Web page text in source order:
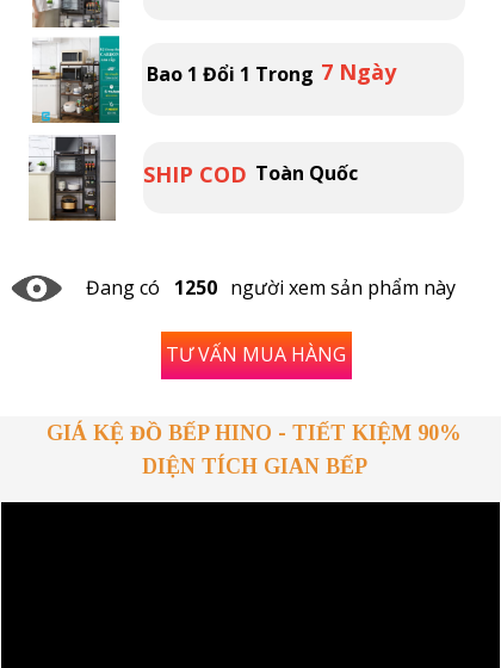
Bao 1 Đổi 1 Trong
Đang có 1250 người xem sản phẩm này
TƯ VẤN MUA HÀNG
7 Ngày
SHIP COD Toàn Quốc
GIÁ KỆ ĐỒ BẾP HINO - TIẾT KIỆM 90%
DIỆN TÍCH GIAN BẾP